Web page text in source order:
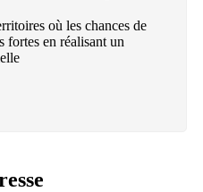
où les chances de
fortes en réalisant un